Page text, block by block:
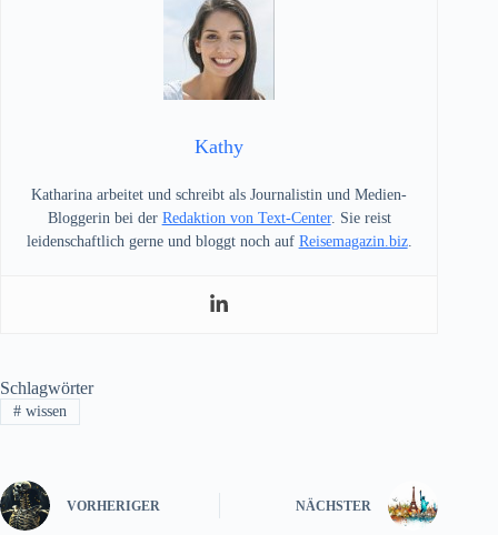
Kathy
Katharina arbeitet und schreibt als Journalistin und Medien-
Bloggerin bei der Redaktion von Text-Center. Sie reist
leidenschaftlich gerne und bloggt noch auf Reisemagazin.biz.
Schlagwörter
#wissen
VORHERIGER NÄCHSTER